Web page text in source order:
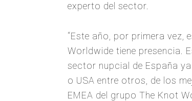
experto del sector.
“Este año, por primera
Worldwide tiene presencia.
sector nupcial de España
o USA entre otros, de los
EMEA del grupo The Knot